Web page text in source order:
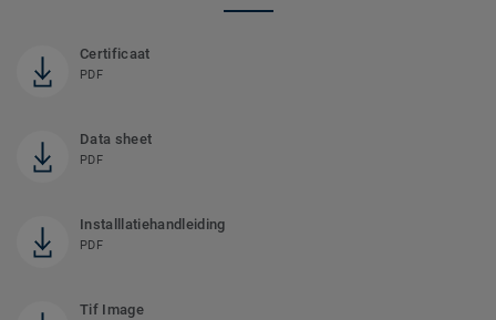
Certificaat
PDF
Data sheet
PDF
Installlatiehandleiding
PDF
Tif Image